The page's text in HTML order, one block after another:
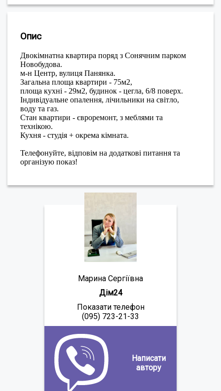
Опис
Двокімнатна квартира поряд з Сонячним парком
Новобудова.
м-н Центр, вулиця Панянка.
Загальна площа квартири - 75м2,
площа кухні - 29м2, будинок - цегла, 6/8 поверх.
Індивідуальне опалення, лічильники на світло,
воду та газ.
Стан квартири - євроремонт, з меблями та
технікою.
Кухня - студія + окрема кімната.
Телефонуйте, відповім на додаткові питання та
організую показ!
Марина Сергіївна
Дім24
Показати телефон
(095) 723-21-33
Написати
автору